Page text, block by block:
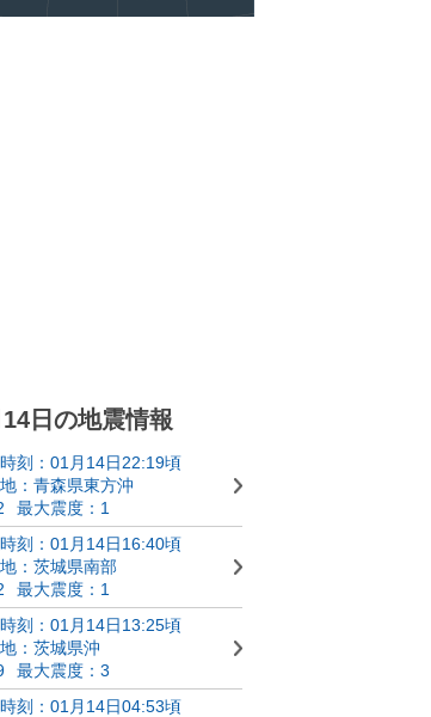
日の地震情報
刻：01月14日22:19頃
：青森県東方沖
最大震度：1
刻：01月14日16:40頃
：茨城県南部
最大震度：1
刻：01月14日13:25頃
：茨城県沖
最大震度：3
刻：01月14日04:53頃